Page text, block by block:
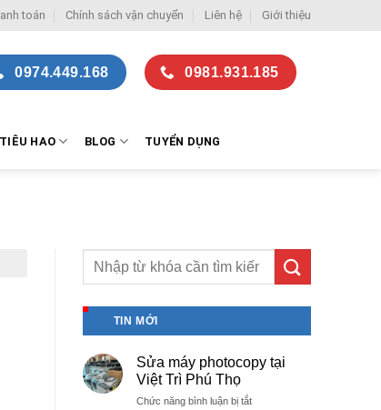
toán Chính sách vận chuyển Liên hệ Giới thiệu
0974.449.168 0981.931.185
HAO BLOG TUYỂN DỤNG
TIN MỚI
Sửa máy photocopy tại
Việt Trì Phú Thọ
Chức năng bình luận bị tắtở